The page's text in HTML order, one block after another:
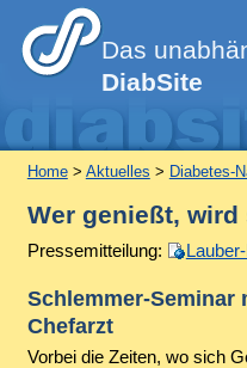
Das
DiabSite
Home> Aktuelles > Diabetes-
Wer genießt,
Pressemitteilung:
Schlemmer-Seminar
Chefarzt
Vorbei die Zeiten, wo sich